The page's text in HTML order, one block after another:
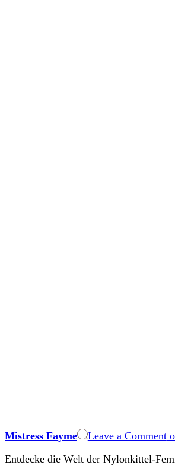
Mistress Fayme Leave a Comment
Entdecke die Welt​ der Nylonkittel-